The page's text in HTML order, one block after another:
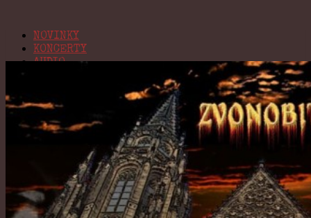
NOVINKY
KONCERTY
AUDIO
KONTAKT
Navigation